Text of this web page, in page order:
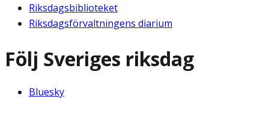
Riksdagsbiblioteket
Riksdagsförvaltningens diarium
Följ Sveriges riksdag
Bluesky